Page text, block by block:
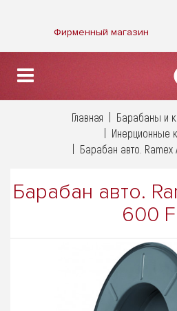
Фирменный магазин
Главная
Барабаны и
Инерционные
Барабан авто. Ramex
Барабан авто.
600